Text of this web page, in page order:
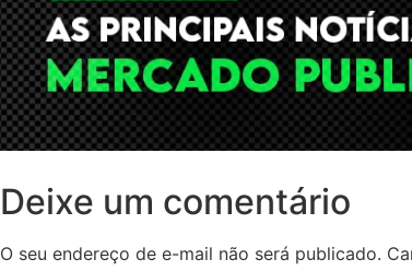
Deixe um comentário
O seu endereço de e-mail não será publicado.